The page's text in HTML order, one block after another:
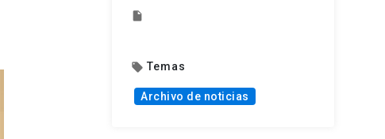
insert_drive_file
local_offer Temas
Archivo de noticias